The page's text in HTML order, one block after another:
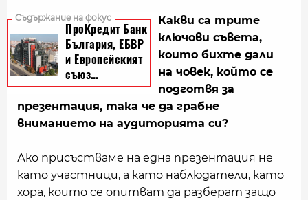
Какви са трите
ключови съвета,
които бихте дали
на човек, който се
подготвя за
презентация, така че да грабне
вниманието на аудиторията си?
Ако присъстваме на една презентация не
като участници, а като наблюдатели, като
хора, които се опитват да разберат защо